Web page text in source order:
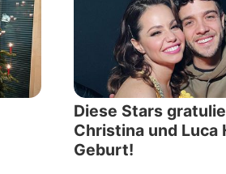
Diese Stars
Christina und Luca
Geburt!